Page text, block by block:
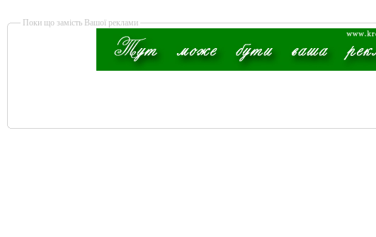
Поки що замість Вашої реклами